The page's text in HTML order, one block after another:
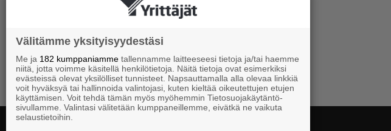
Välitämme yksityisyydestäsi
Me ja 182 kumppaniamme tallennamme laitteeseesi tietoja ja/tai haemme
niitä, jotta voimme käsitellä henkilötietoja. Näitä tietoja ovat esimerkiksi
evästeissä olevat yksilölliset tunnisteet. Napsauttamalla alla olevaa linkkiä
voit hyväksyä tai hallinnoida valintojasi, kuten kieltää oikeutettujen etujen
käyttämisen. Voit tehdä tämän myös myöhemmin Tietosuojakäytäntö-
sivullamme. Valintasi välitetään kumppaneillemme, eivätkä ne vaikuta
selaustietoihin.